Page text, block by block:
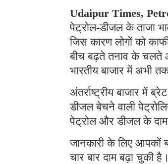
Udaipur Times,
पेट्रोल-डीजल के ताजा
जिस कारण लोगों को
बीच बढ़ते तनाव के चलते
भारतीय बाजार में अभी
अंतर्राष्ट्रीय बाजार में
डीजल बेचने वाली
पेट्रोल और डीजल के
जानकारी के लिए आपकों
चार बार दाम बढ़ा चुकी